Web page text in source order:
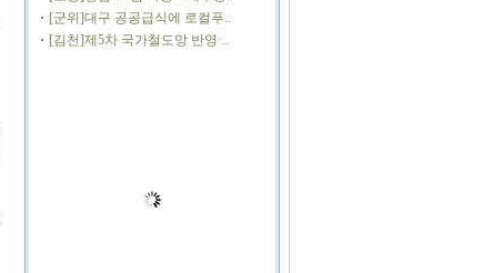
[군위]대구 공공급식에 로컬푸..
[김천]제5차 국가철도망 반영·..